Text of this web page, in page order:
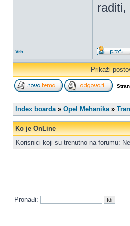
raditi,
Vrh
Prikaži
Index boarda» Opel Mehanika»
Ko je OnLine
Korisnici koji su trenutno na forumu:
Pronađi: